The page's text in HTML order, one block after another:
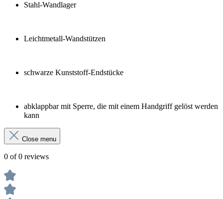
Stahl-Wandlager
Leichtmetall-Wandstützen
schwarze Kunststoff-Endstücke
abklappbar mit Sperre, die mit einem Handgriff gelöst werden
kann
Close menu
0 of 0 reviews